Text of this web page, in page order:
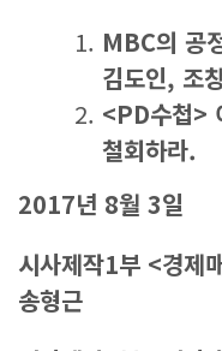
MBC의 공
김도인, 조
<PD수첩>
철회하라.
2017년 8월 3일
시사제작1부 <경제
송형근